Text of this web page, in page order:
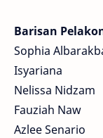
Barisan
Sophia
Isyariana
Nelissa Nidzam
Fauziah Naw
Azlee Senario